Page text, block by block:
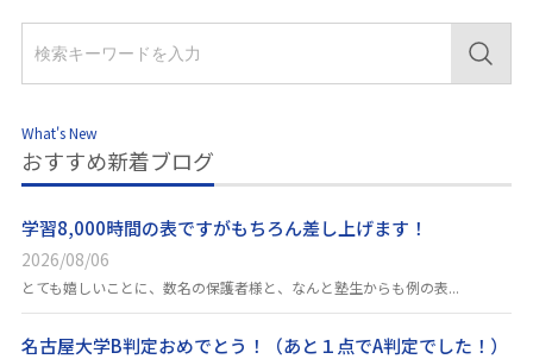
What's New
おすすめ新着ブログ
学習8,000時間の表ですがもちろん差し上げます！
2026/08/06
とても嬉しいことに、数名の保護者様と、なんと塾生からも例の表...
名古屋大学B判定おめでとう！（あと１点でA判定でした！）